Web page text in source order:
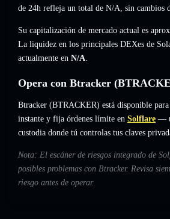
de 24h refleja un total de N/A, sin cambios
Su capitalización de mercado actual es
La liquidez en los principales DEXes de
actualmente en N/A.
Opera con Btracker
Btracker (BTRACKER) está disponible
instante y fija órdenes límite en Solflare —
custodia donde tú controlas tus claves
Nota: El escáner de riesgos integrado de
posibles problemas con Btracker. Revisa
riesgo antes de operar.